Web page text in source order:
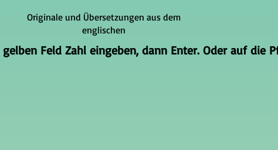
Originale und Übersetzungen aus dem
englischen
gelben Feld Zahl eingeben, dann Enter. Oder auf die